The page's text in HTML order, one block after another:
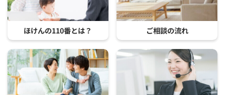
ほけんの110番とは？ ご相談の流れ